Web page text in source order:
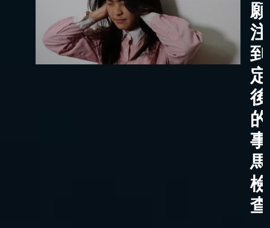
的
檢